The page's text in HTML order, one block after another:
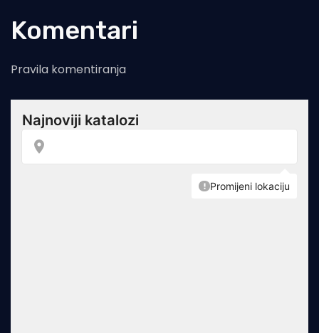
Komentari
Pravila komentiranja